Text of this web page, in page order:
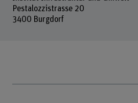
Pestalozzistrasse 20
3400 Burgdorf